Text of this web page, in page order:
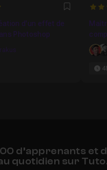
Favori
d'un effet de
Photoshop
d’apprenants et
quotidien sur